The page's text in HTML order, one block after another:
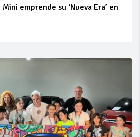
emprende su ‘Nueva Era’ en